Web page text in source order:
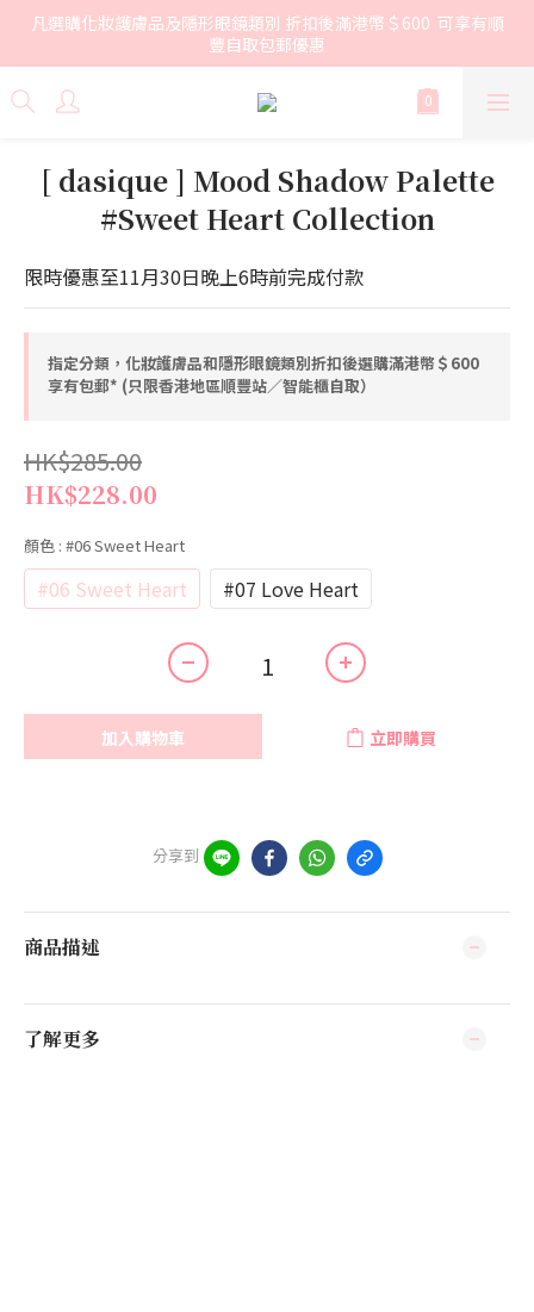
凡選購化妝護膚品及隱形眼鏡類別 折扣後滿港幣＄600  可享有順
豐自取包郵優惠
[ dasique ] Mood Shadow Palette
#Sweet Heart Collection
限時優惠至11月30日晚上6時前完成付款
指定分類，化妝護膚品和隱形眼鏡類別折扣後選購滿港幣＄600
享有包郵* (只限香港地區順豐站／智能櫃自取）
HK$285.00
HK$228.00
顏色 : #06 Sweet Heart
#06 Sweet Heart #07 Love Heart
加入購物車 立即購買
分享到
商品描述
了解更多